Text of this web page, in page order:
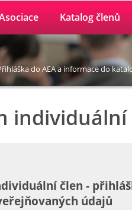
Katalog členů
do AEA a informace do
individuální
člen -
údajů